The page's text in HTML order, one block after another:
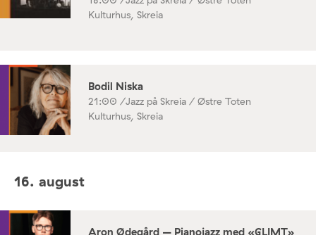
Kulturhus, Skreia
Bodil Niska
21:00 /Jazz på Skreia / Østre Toten
Kulturhus, Skreia
16. august
Aron Ødegård – Pianojazz med «GLIMT»